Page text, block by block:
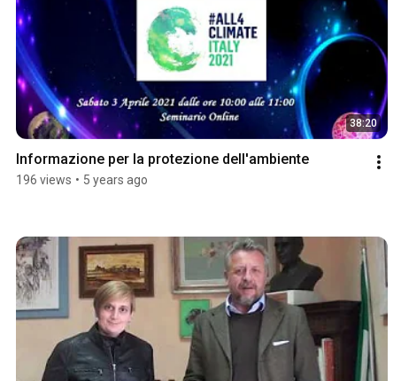
38:20
Informazione per la protezione dell'ambiente
196 views • 5 years ago